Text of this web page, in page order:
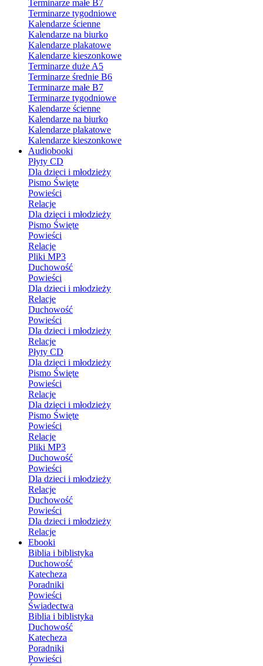
Terminarze małe B7
Terminarze tygodniowe
Kalendarze ścienne
Kalendarze na biurko
Kalendarze plakatowe
Kalendarze kieszonkowe
Terminarze duże A5
Terminarze średnie B6
Terminarze małe B7
Terminarze tygodniowe
Kalendarze ścienne
Kalendarze na biurko
Kalendarze plakatowe
Kalendarze kieszonkowe
Audiobooki
Płyty CD
Dla dzieci i młodzieży
Pismo Święte
Powieści
Relacje
Dla dzieci i młodzieży
Pismo Święte
Powieści
Relacje
Pliki MP3
Duchowość
Powieści
Dla dzieci i młodzieży
Relacje
Duchowość
Powieści
Dla dzieci i młodzieży
Relacje
Płyty CD
Dla dzieci i młodzieży
Pismo Święte
Powieści
Relacje
Dla dzieci i młodzieży
Pismo Święte
Powieści
Relacje
Pliki MP3
Duchowość
Powieści
Dla dzieci i młodzieży
Relacje
Duchowość
Powieści
Dla dzieci i młodzieży
Relacje
Ebooki
Biblia i biblistyka
Duchowość
Katecheza
Poradniki
Powieści
Świadectwa
Biblia i biblistyka
Duchowość
Katecheza
Poradniki
Powieści